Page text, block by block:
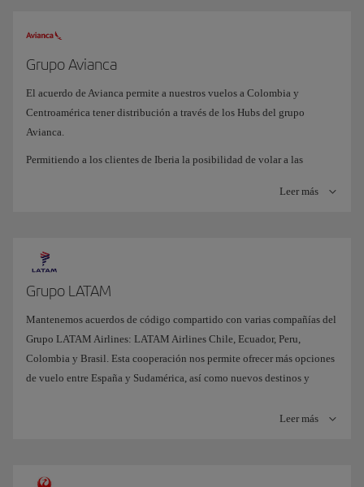
Junto con American Airlines y British Airways, sus otros socios en el
Negocio Conjunto, Finnair e IB ponen a disposición de sus clientes
una extensa oferta de destinos y horarios conectando Norteamérica y
Europa, garantizándoles una experiencia de viaje mejorada y
homogénea.
Grupo Avianca
El acuerdo de Avianca permite a nuestros vuelos a Colombia y
Centroamérica tener distribución a través de los Hubs del grupo
Avianca.
Permitiendo a los clientes de Iberia la posibilidad de volar a las
distribución en Centroamérica con conexión en Managua, Miami, San
Leer más
Grupo LATAM
Mantenemos acuerdos de código compartido con varias compañías del
Grupo LATAM Airlines: LATAM Airlines Chile, Ecuador, Peru,
Colombia y Brasil. Esta cooperación nos permite ofrecer más opciones
de vuelo entre España y Sudamérica, así como nuevos destinos y
Leer más